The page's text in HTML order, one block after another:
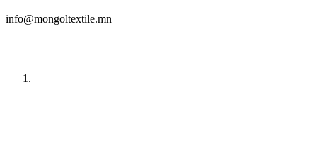
info@mongoltextile.mn